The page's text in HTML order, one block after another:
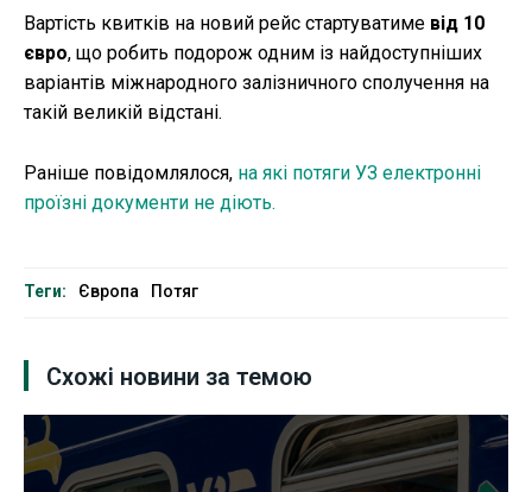
Вартість квитків на новий рейс стартуватиме від 10
євро, що робить подорож одним із найдоступніших
варіантів міжнародного залізничного сполучення на
такій великій відстані.
Раніше повідомлялося, на які потяги УЗ електронні
проїзні документи не діють.
Теги: Європа Потяг
Схожі новини за темою